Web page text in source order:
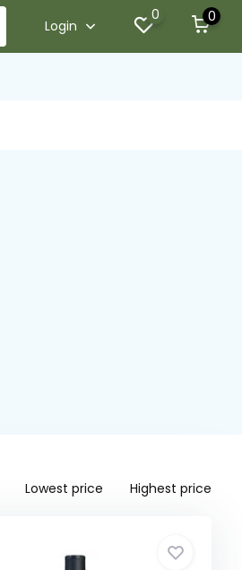
Login
0 0
Lowest price Highest price